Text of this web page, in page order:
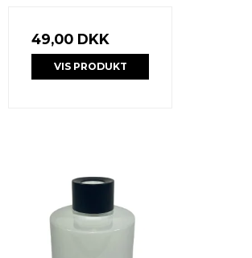
49,00 DKK
VIS PRODUKT